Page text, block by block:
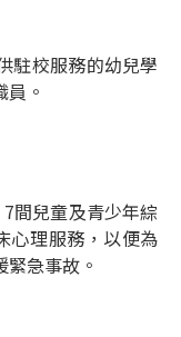
駐校服務的幼兒學
。
間兒童及青少年綜
心理服務，以便為
急事故。